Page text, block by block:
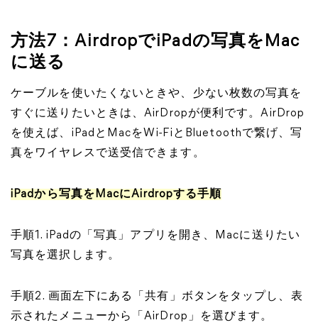
方法7：AirdropでiPadの写真をMac
に送る
ケーブルを使いたくないときや、少ない枚数の写真を
すぐに送りたいときは、AirDropが便利です。AirDrop
を使えば、iPadとMacをWi-FiとBluetoothで繋げ、写
真をワイヤレスで送受信できます。
iPadから写真をMacにAirdropする手順
手順1. iPadの「写真」アプリを開き、Macに送りたい
写真を選択します。
手順2. 画面左下にある「共有」ボタンをタップし、表
示されたメニューから「AirDrop」を選びます。